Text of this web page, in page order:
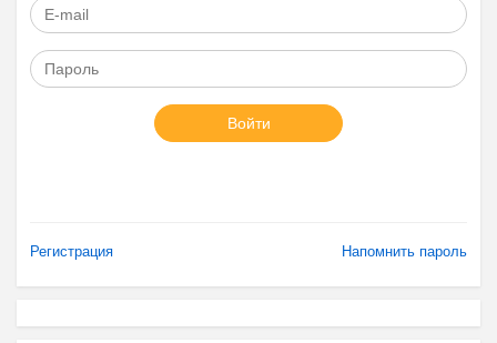
Войти
Регистрация Напомнить пароль